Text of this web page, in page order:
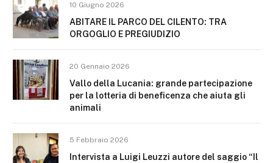
10 Giugno 2026
ABITARE IL PARCO DEL CILENTO: TRA
ORGOGLIO E PREGIUDIZIO
20 Gennaio 2026
Vallo della Lucania: grande partecipazione
per la lotteria di beneficenza che aiuta gli
animali
5 Febbraio 2026
Intervista a Luigi Leuzzi autore del saggio “Il